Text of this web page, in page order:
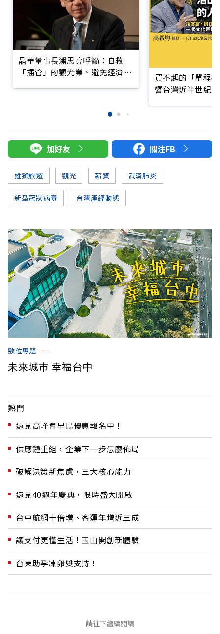
晶華董事長潘思亮呼籲：自救
「插管」的觀光業、避免經濟
買不起的「單程
響台灣近半世紀
加好友 關注FB
雄獅旅遊 觀光 薪資 武漢肺炎
新型冠狀病毒 台灣產經動態
數位專題
未來城市 幸福台中
熱門
遠見高峰會早鳥優惠報名中！
供應鏈重組，企業下一步怎麼佈局
破解決策新焦慮，三大核心能力
遠見40週年慶典，限時盛大開啟
台中航網十倍增、客運年增近三成
讓支付更懂生活！玉山開創新體驗
台東助孕凍卵雙支持！
請往下繼續閱讀